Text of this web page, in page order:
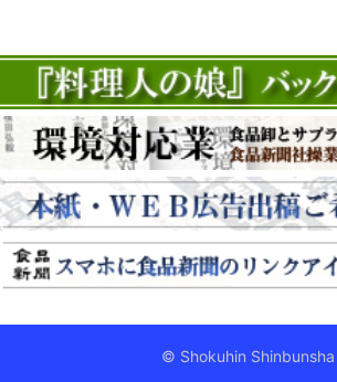
© Shokuhin Shinbunsha